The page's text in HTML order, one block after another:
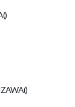
()
()